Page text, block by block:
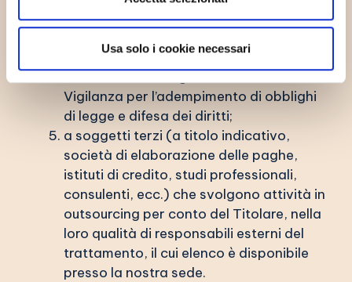
Usa solo i cookie necessari
eroghino prestazioni funzionali ai fini
Amministrazione Finanziaria, Enti
Pubblici, Autorità giudiziarie e di
Vigilanza per l’adempimento di obblighi
di legge e difesa dei diritti;
a soggetti terzi (a titolo indicativo,
società di elaborazione delle paghe,
istituti di credito, studi professionali,
consulenti, ecc.) che svolgono attività in
outsourcing per conto del Titolare, nella
loro qualità di responsabili esterni del
trattamento, il cui elenco è disponibile
presso la nostra sede.